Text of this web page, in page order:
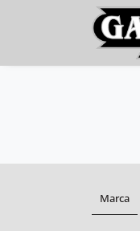
Marca